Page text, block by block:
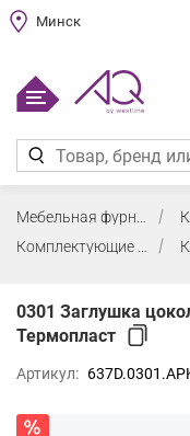
Минск
Комплектующие для кухни
0301 Заглушка
Термопласт
Артикул: